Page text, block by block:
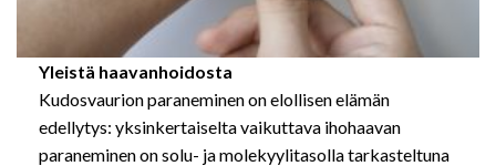
Yleistä haavanhoidosta
Kudosvaurion paraneminen on elollisen elämän
edellytys: yksinkertaiselta vaikuttava ihohaavan
paraneminen on solu- ja molekyylitasolla tarkasteltuna